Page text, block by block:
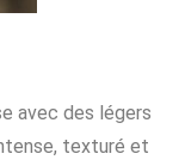
avec des légers
texturé et